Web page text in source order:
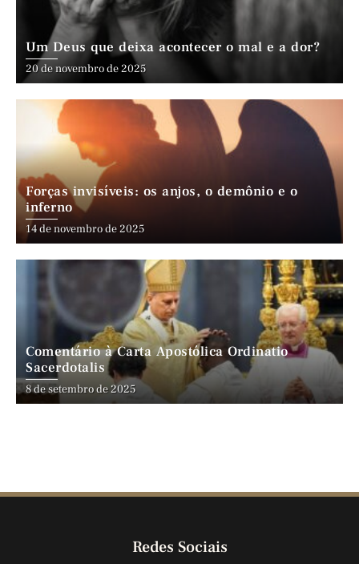
Um Deus que deixa acontecer o mal e a dor?
20 de novembro de 2025
Forças invisíveis: os anjos, o demônio e o
inferno
14 de novembro de 2025
Comentário à Carta Apostólica Ordinatio
Sacerdotalis
8 de setembro de 2025
Redes Sociais